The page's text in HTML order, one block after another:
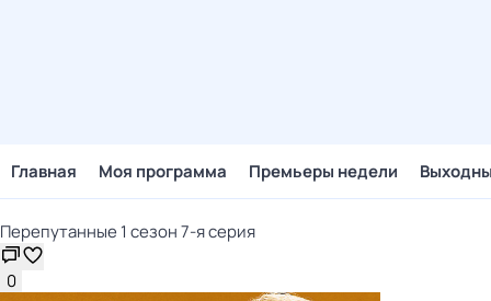
Главная Моя программа Премьеры недели
Перепутанные 1 сезон 7-я серия
0